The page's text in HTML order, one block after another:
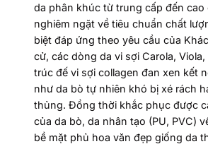
da phân khúc từ trung cấp đến cao
nghiêm ngặt về tiêu chuẩn chất
biệt đáp ứng theo yêu cầu của
cử, các dòng da vi sợi Carola,
trúc đế vi sợi collagen đan xen kết
như da bò tự nhiên khó bị xé rách
thủng. Đồng thời khắc phục được
của da bò, da nhân tạo (PU, PVC)
bề mặt phủ hoa văn đẹp giống da